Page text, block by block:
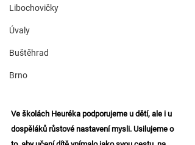
Libochovičky
Úvaly
Buštěhrad
Brno
Ve školách Heuréka podporujeme u dětí, ale i u
dospěláků růstové nastavení mysli. Usilujeme o